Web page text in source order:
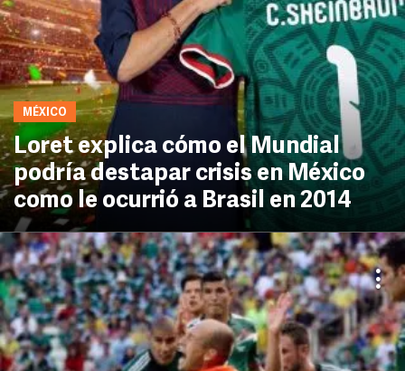
MÉXICO
Loret explica cómo el Mundial
podría destapar crisis en México
como le ocurrió a Brasil en 2014